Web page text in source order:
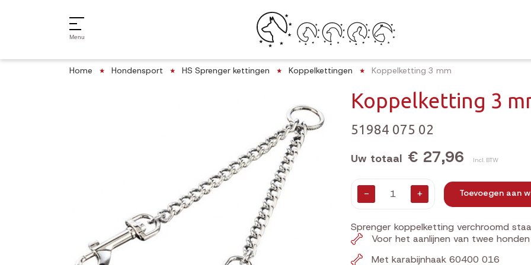
Menu
Home Hondensport HS Sprenger kettingen Koppelkettingen Koppelketting 3 mm
Koppelketting 3
51984 075 02
Uw totaal € 27,96 Incl. BTW
- + Toevoegen aan
Sprenger koppelketting verchroomd
Voor het aanlijnen van twee honden
Met karabijnhaak 60400 016